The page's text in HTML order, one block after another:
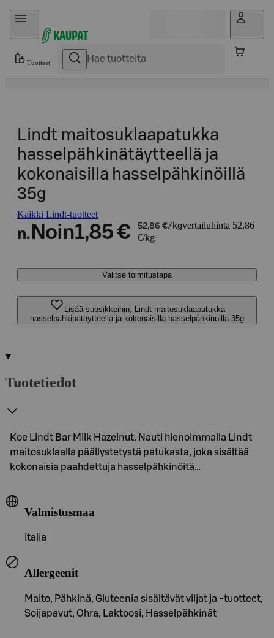
Hyppää sisältöön
Tuotteet
Lindt maitosuklaapatukka
hasselpähkinätäytteellä ja
kokonaisilla hasselpähkinöillä
35g
Kaikki Lindt-tuotteet
n. Noin1,85 € 52,86 €/kgvertailuhinta 52,86
€/kg
Valitse toimitustapa
Lisää suosikkeihin, Lindt maitosuklaapatukka
hasselpähkinätäytteellä ja kokonaisilla hasselpähkinöillä 35g
Tuotetiedot
Koe Lindt Bar Milk Hazelnut. Nauti hienoimmalla Lindt
maitosuklaalla päällystetystä patukasta, joka sisältää
kokonaisia paahdettuja hasselpähkinöitä…
Valmistusmaa
Italia
Allergeenit
Maito, Pähkinä, Gluteenia sisältävät viljat ja -tuotteet,
Soijapavut, Ohra, Laktoosi, Hasselpähkinät